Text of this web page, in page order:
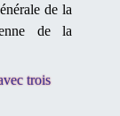
de la
de la
trois